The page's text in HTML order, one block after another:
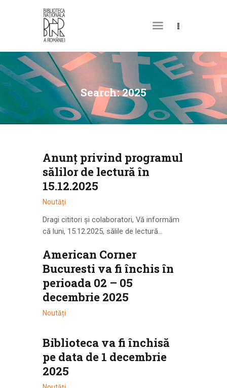
Search: 2025
DESPRE NOI
PERMISUL MEU DE
BIBLIOTECĂ
CATALOAGE ȘI
COLECȚII
EVENIMENTE
CULTURALE
SPAȚII
NOUTĂȚI
Anunț privind programul
sălilor de lectură în
15.12.2025
Noutăți
Dragi cititori și colaboratori, Vă informăm
că luni, 15.12.2025, sălile de lectură…
American Corner
Bucuresti va fi închis în
perioada 02 – 05
decembrie 2025
Noutăți
Biblioteca va fi închisă
pe data de 1 decembrie
2025